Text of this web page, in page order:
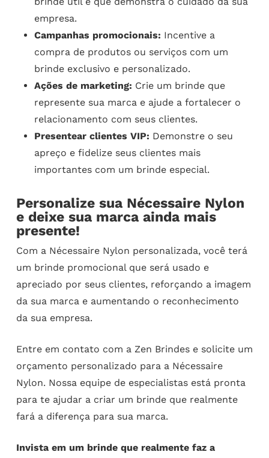
empresa.
Campanhas promocionais: Incentive a
compra de produtos ou serviços com um
brinde exclusivo e personalizado.
Ações de marketing: Crie um brinde que
represente sua marca e ajude a fortalecer o
relacionamento com seus clientes.
Presentear clientes VIP: Demonstre o seu
apreço e fidelize seus clientes mais
importantes com um brinde especial.
Personalize sua Nécessaire Nylon
e deixe sua marca ainda mais
presente!
Com a Nécessaire Nylon personalizada, você terá
um brinde promocional que será usado e
apreciado por seus clientes, reforçando a imagem
da sua marca e aumentando o reconhecimento
da sua empresa.
Entre em contato com a Zen Brindes e solicite um
orçamento personalizado para a Nécessaire
Nylon. Nossa equipe de especialistas está pronta
para te ajudar a criar um brinde que realmente
fará a diferença para sua marca.
Invista em um brinde que realmente faz a